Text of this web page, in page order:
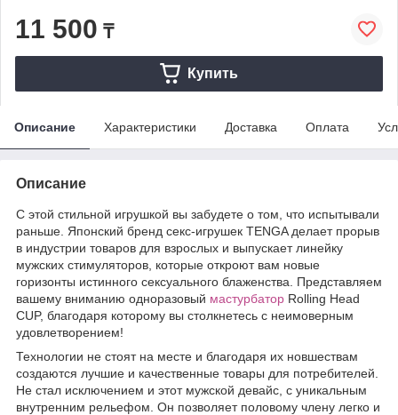
11 500 ₸
Купить
Описание Характеристики Доставка Оплата
Описание
С этой стильной игрушкой вы забудете о том, что испытывали
раньше. Японский бренд секс-игрушек TENGA делает прорыв
в индустрии товаров для взрослых и выпускает линейку
мужских стимуляторов, которые откроют вам новые
горизонты истинного сексуального блаженства. Представляем
вашему вниманию одноразовый мастурбатор Rolling Head
CUP, благодаря которому вы столкнетесь с неимоверным
удовлетворением!
Технологии не стоят на месте и благодаря их новшествам
создаются лучшие и качественные товары для потребителей.
Не стал исключением и этот мужской девайс, с уникальным
внутренним рельефом. Он позволяет половому члену легко и